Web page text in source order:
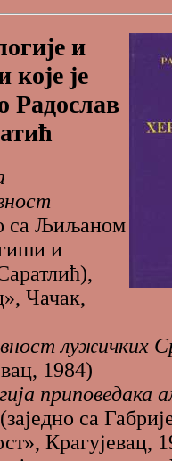
и
које је
Радослав
са Љиљаном
и
Чачак,
лужичких
1984)
приповедака
(заједно са
Крагујевац,